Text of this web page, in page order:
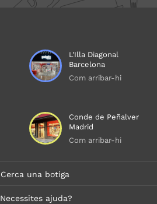
L'Illa Diagonal
Barcelona
Com arribar-hi
Conde de Peñalver
Madrid
Com arribar-hi
Cerca una botiga
Necessites ajuda?